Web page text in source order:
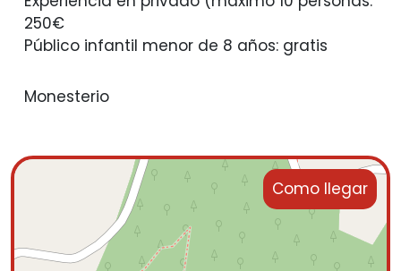
250€
Público infantil menor de 8 años: gratis
Monesterio
Como llegar